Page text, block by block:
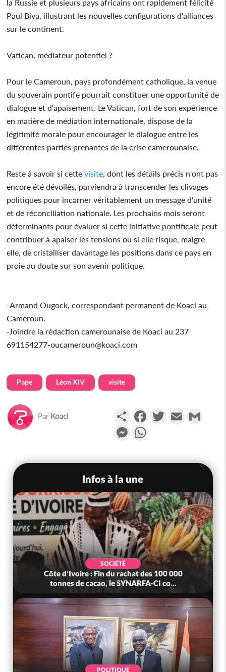
la Russie et plusieurs pays africains ont rapidement félicité
Paul Biya, illustrant les nouvelles configurations d'alliances
sur le continent.
Vatican, médiateur potentiel ?
Pour le Cameroun, pays profondément catholique, la venue
du souverain pontife pourrait constituer une opportunité de
dialogue et d'apaisement. Le Vatican, fort de son expérience
en matière de médiation internationale, dispose de la
légitimité morale pour encourager le dialogue entre les
différentes parties prenantes de la crise camerounaise.
Reste à savoir si cette visite, dont les détails précis n'ont pas
encore été dévoilés, parviendra à transcender les clivages
politiques pour incarner véritablement un message d'unité
et de réconciliation nationale. Les prochains mois seront
déterminants pour évaluer si cette initiative pontificale peut
contribuer à apaiser les tensions ou si elle risque, malgré
elle, de cristalliser davantage les positions dans ce pays en
proie au doute sur son avenir politique.
-Armand Ougock, correspondant permanent de Koaci au
Cameroun.
-Joindre la rédaction camerounaise de Koaci au 237
691154277-oucameroun@koaci.com
Pape Léon XIV visite
Par Koaci PartagerFacebookTwitterEmail
Messenger
Infos à la une
SOCIÉTÉ
Côte d'Ivoire : Fin du rachat des 100 000
tonnes de cacao, le SYNARFA-CI co...
POLITIQUE